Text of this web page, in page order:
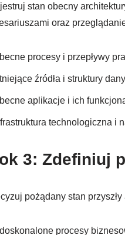
stan obecny
oraz
procesy i przepływy
źródła i struktury
aplikacje i ich
technologiczna i
3: Zdefiniuj
pożądany stan
procesy